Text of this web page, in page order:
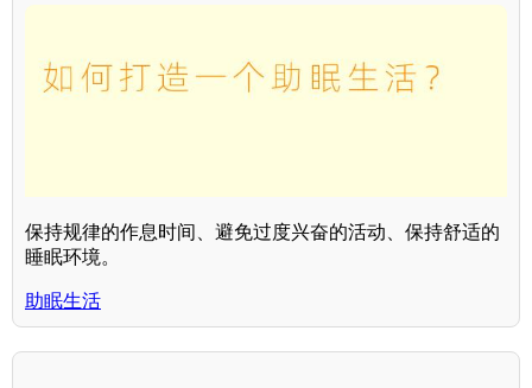
保持规律的作息时间、避免过度兴奋的活动、保持舒适的
睡眠环境。
助眠生活